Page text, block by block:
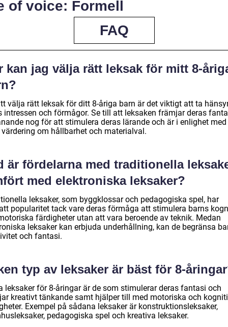
of voice: Formell
FAQ
kan jag välja rätt leksak för mitt 8-
välja rätt leksak för ditt 8-åriga barn är det viktigt att ta
intressen och förmågor. Se till att leksaken främjar deras
nog för att stimulera deras lärande och är i enlighet
värdering om hållbarhet och materialval.
är fördelarna med traditionella
med elektroniska leksaker?
leksaker, som byggklossar och pedagogiska spel, har
popularitet tack vare deras förmåga att stimulera barns
färdigheter utan att vara beroende av teknik. Medan
leksaker kan erbjuda underhållning, kan de begränsa
och fantasi.
typ av leksaker är bäst för 8-
leksaker för 8-åringar är de som stimulerar deras fantasi och
kreativt tänkande samt hjälper till med motoriska och
Exempel på sådana leksaker är konstruktionsleksaker,
pedagogiska spel och kreativa leksaker.